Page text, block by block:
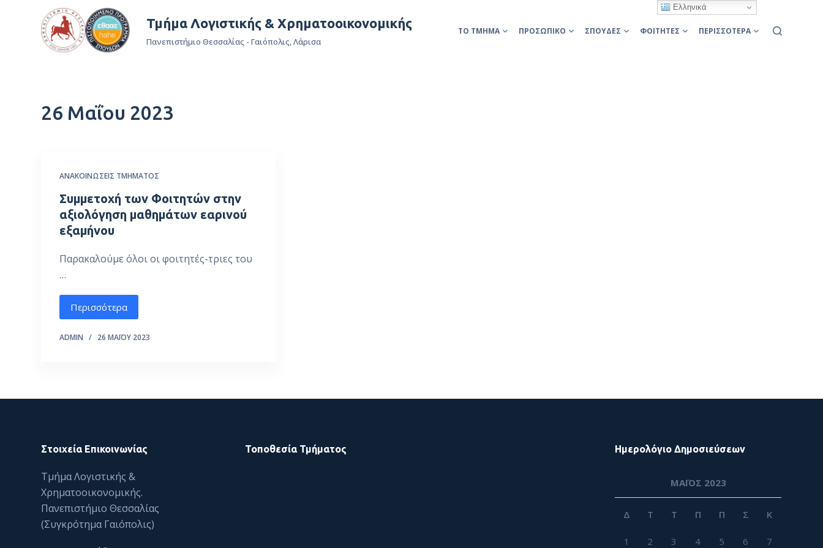
Τμήμα Λογιστικής & Χρηματοοικονομικής
Πανεπιστήμιο Θεσσαλίας - Γαιόπολις, Λάρισα
ΤΟ ΤΜΉΜΑ ΠΡΟΣΩΠΙΚΌ ΣΠΟΥΔΈΣ ΦΟΙΤΗΤΈΣ ΠΕΡΙΣΣΌΤΕΡΑ
26 Μαΐου 2023
ΑΝΑΚΟΙΝΏΣΕΙΣ ΤΜΉΜΑΤΟΣ
Συμμετοχή των Φοιτητών στην
αξιολόγηση μαθημάτων εαρινού
εξαμήνου
Παρακαλούμε όλοι οι φοιτητές-τριες του
…
Περισσότερα
ADMIN 26 ΜΑΪ́ΟΥ 2023
Στοιχεία Επικοινωνίας
Τμήμα Λογιστικής &
Χρηματοοικονομικής.
Πανεπιστήμιο Θεσσαλίας
(Συγκρότημα Γαιόπολις)
Τοποθεσία Τμήματος Ημερολόγιο Δημοσιεύσεων
ΜΆΙΟΣ 2023
Δ Τ Τ Π Π Σ Κ
1 2 3 4 5 6 7
Ελληνικά